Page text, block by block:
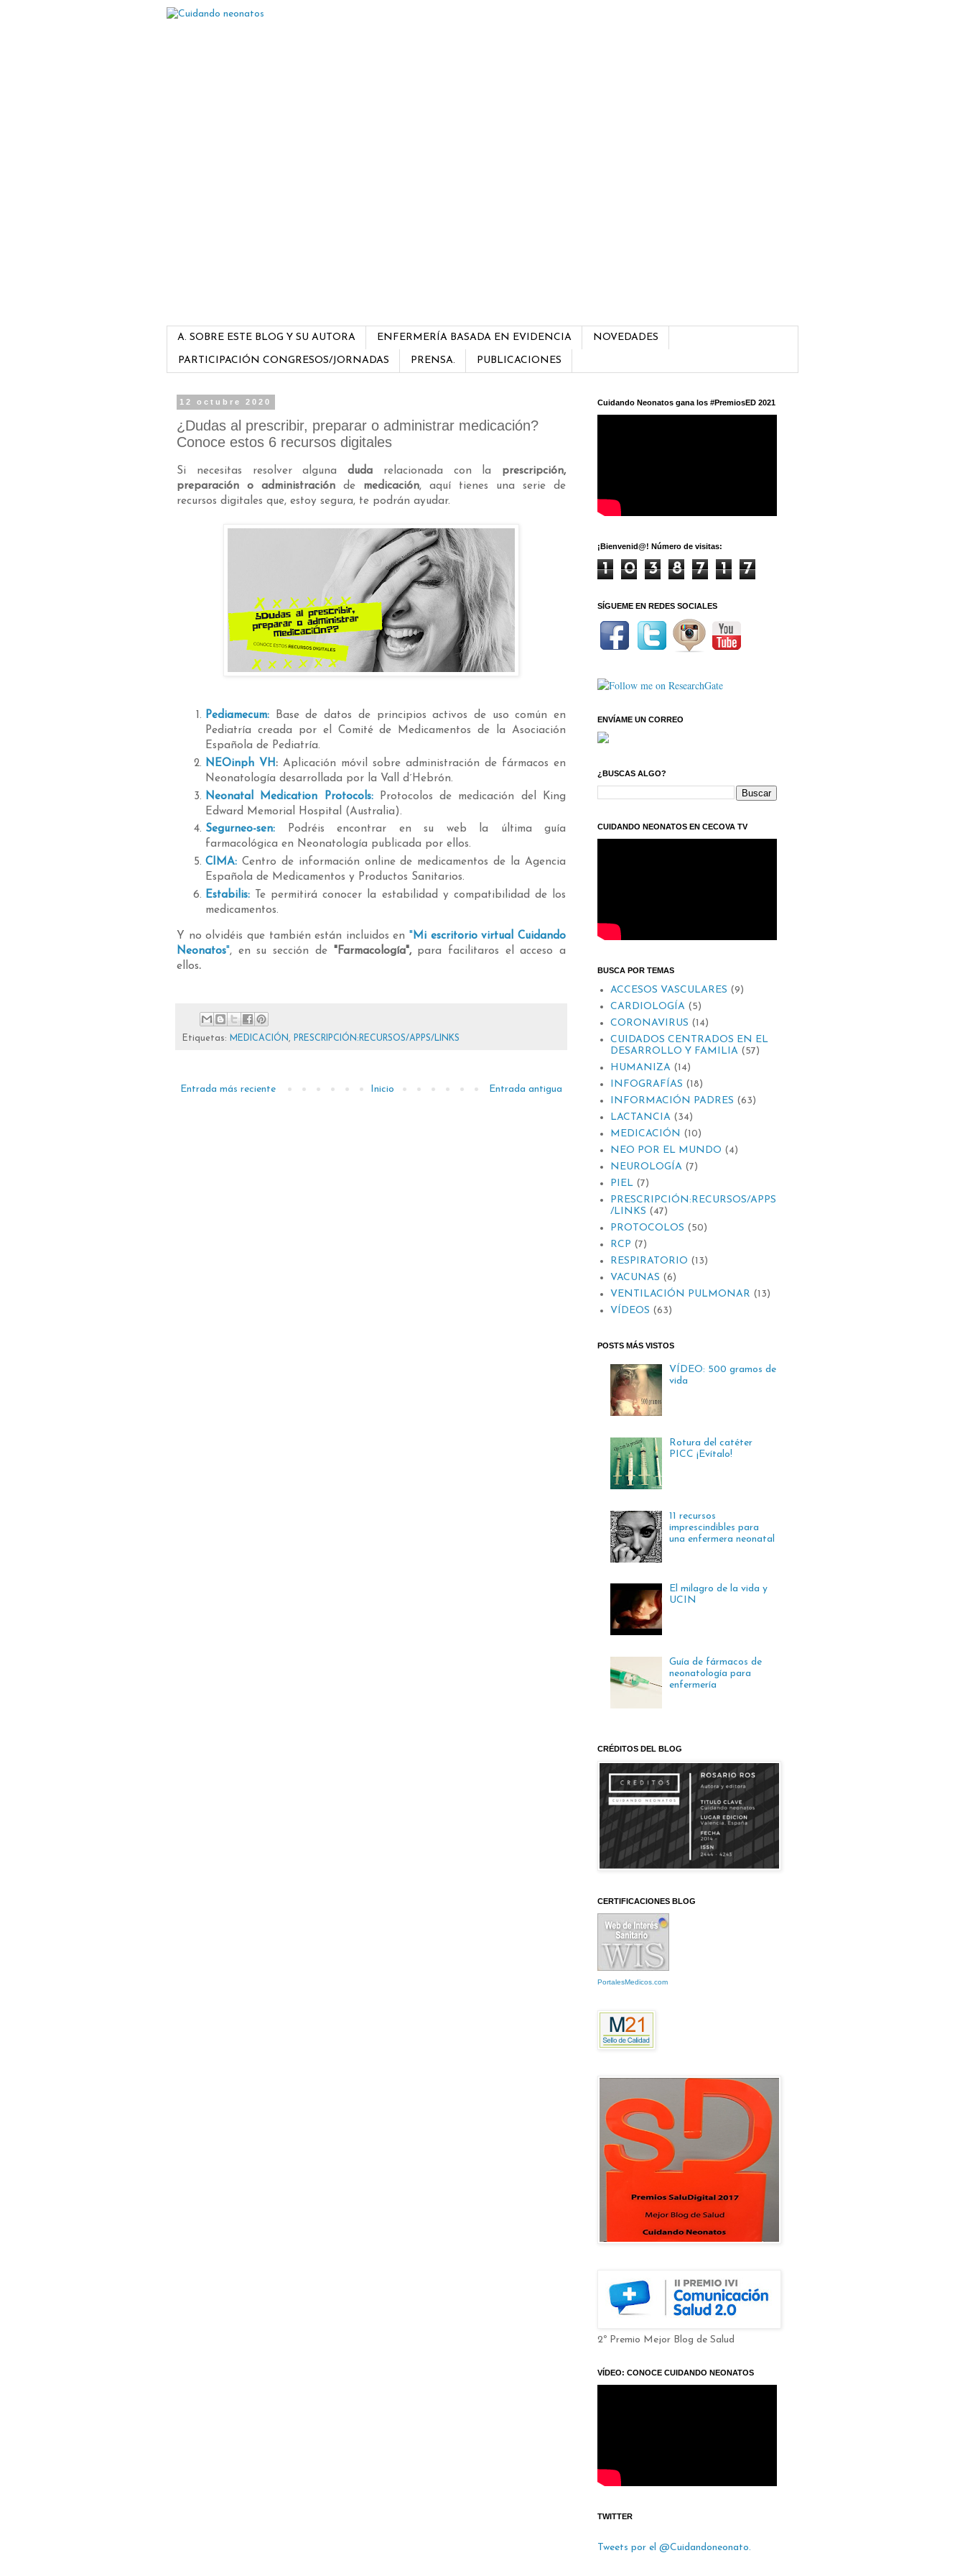
A. SOBRE ESTE BLOG Y SU AUTORA ENFERMERÍA BASADA EN EVIDENCIA NOVEDADES
PARTICIPACIÓN CONGRESOS/JORNADAS PRENSA. PUBLICACIONES
12 octubre 2020
¿Dudas al prescribir, preparar o administrar medicación?
Conoce estos 6 recursos digitales
Si necesitas resolver alguna duda relacionada con la prescripción,
preparación o administración de medicación, aquí tienes una serie de
recursos digitales que, estoy segura, te podrán ayudar.
Pediamecum:
Base de datos de principios activos de uso común en
Pediatría creada por el Comité de Medicamentos de la Asociación
Española de Pediatría.
NEOinph VH: Aplicación móvil sobre administración de fármacos en
Neonatología desarrollada por la Vall d´Hebrón.
Neonatal Medication Protocols:
Protocolos de medicación del King
Edward Memorial Hospital (Australia).
Segurneo-sen: Podréis encontrar en su web la última guía
farmacológica en Neonatología publicada por ellos.
CIMA: Centro de información online de medicamentos de la Agencia
Española de Medicamentos y Productos Sanitarios.
Estabilis:
Te permitirá conocer la estabilidad y compatibilidad de los
medicamentos.
Y no olvidéis que también están incluidos en "Mi escritorio virtual Cuidando
Neonatos", en su sección de "Farmacología", para facilitaros el acceso a
ellos.
Etiquetas: MEDICACIÓN, PRESCRIPCIÓN:RECURSOS/APPS/LINKS
Entrada más reciente Entrada antigua
Inicio
Cuidando Neonatos gana los #PremiosED 2021
¡Bienvenid@! Número de visitas:
1 0 3 8 7 1 7
SÍGUEME EN REDES SOCIALES
ENVÍAME UN CORREO
¿BUSCAS ALGO?
CUIDANDO NEONATOS EN CECOVA TV
BUSCA POR TEMAS
ACCESOS VASCULARES (9)
CARDIOLOGÍA (5)
CORONAVIRUS (14)
CUIDADOS CENTRADOS EN EL
DESARROLLO Y FAMILIA (57)
HUMANIZA (14)
INFOGRAFÍAS (18)
INFORMACIÓN PADRES (63)
LACTANCIA (34)
MEDICACIÓN (10)
NEO POR EL MUNDO (4)
NEUROLOGÍA (7)
PIEL (7)
PRESCRIPCIÓN:RECURSOS/APPS
/LINKS (47)
PROTOCOLOS (50)
RCP (7)
RESPIRATORIO (13)
VACUNAS (6)
VENTILACIÓN PULMONAR (13)
VÍDEOS (63)
POSTS MÁS VISTOS
VÍDEO: 500 gramos de
vida
Rotura del catéter
PICC ¡Evítalo!
11 recursos
imprescindibles para
una enfermera neonatal
El milagro de la vida y
UCIN
Guía de fármacos de
neonatología para
enfermería
CRÉDITOS DEL BLOG
CERTIFICACIONES BLOG
PortalesMedicos.com
2º Premio Mejor Blog de Salud
VÍDEO: CONOCE CUIDANDO NEONATOS
TWITTER
Tweets por el @Cuidandoneonato.